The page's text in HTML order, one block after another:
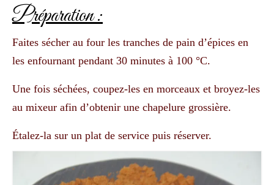
Préparation :
Faites sécher au four les tranches de pain d’épices en
les enfournant pendant 30 minutes à 100 °C.
Une fois séchées, coupez-les en morceaux et broyez-les
au mixeur afin d’obtenir une chapelure grossière.
Étalez-la sur un plat de service puis réserver.